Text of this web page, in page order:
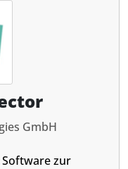
GmbH
zur